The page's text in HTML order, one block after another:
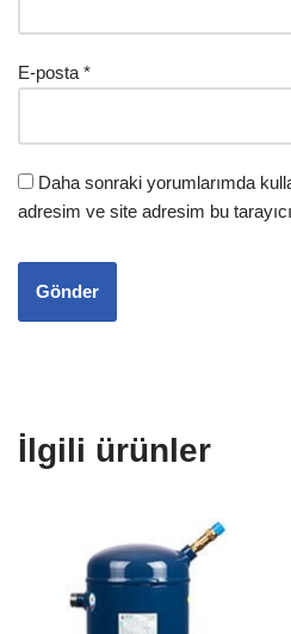
E-posta *
Daha sonraki yorumlarımda
adresim ve site adresim bu
İlgili ürünler